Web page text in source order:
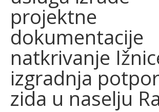
projektne
dokumentacije
natkrivanje
izgradnja
zida u naselju